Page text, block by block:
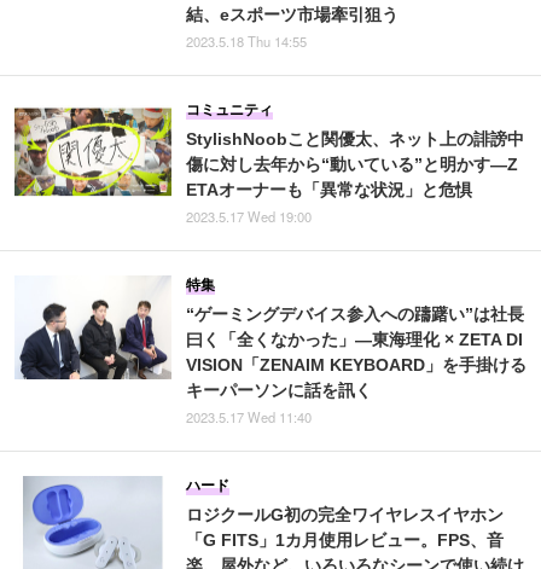
結、eスポーツ市場牽引狙う
2023.5.18 Thu 14:55
StylishNoobこと関優太、ネット上の誹謗中
傷に対し去年から“動いている”と明かす―Z
ETAオーナーも「異常な状況」と危惧
コミュニティ
2023.5.17 Wed 19:00
“ゲーミングデバイス参入への躊躇い”は社長
曰く「全くなかった」―東海理化 × ZETA DI
VISION「ZENAIM KEYBOARD」を手掛ける
キーパーソンに話を訊く
特集
2023.5.17 Wed 11:40
ロジクールG初の完全ワイヤレスイヤホン
「G FITS」1カ月使用レビュー。FPS、音
楽、屋外など、いろいろなシーンで使い続け
ハード